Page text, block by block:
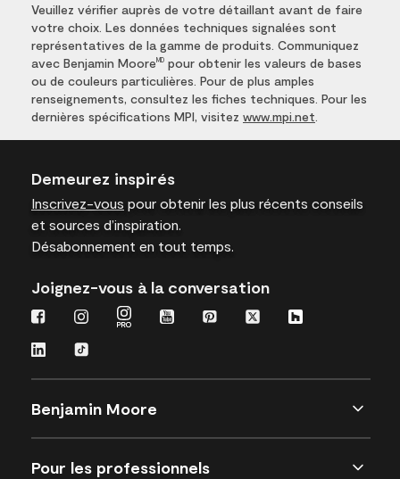
Veuillez vérifier auprès de votre détaillant avant de faire
votre choix. Les données techniques signalées sont
représentatives de la gamme de produits. Communiquez
avec Benjamin Moore MD pour obtenir les valeurs de bases
ou de couleurs particulières. Pour de plus amples
renseignements, consultez les fiches techniques. Pour les
dernières spécifications MPI, visitez www.mpi.net
Demeurez inspirés
Inscrivez-vous pour obtenir les plus récents conseils
et sources d’inspiration.
Désabonnement en tout temps.
Joignez-vous à la conversation
Benjamin Moore
Pour les professionnels